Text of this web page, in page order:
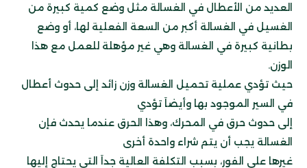
العديد من الأعطال في الغسالة مثل وضع كمية كبيرة من
الغسيل في الغسالة أكبر من السعة الفعلية لها، أو وضع
بطانية كبيرة في الغسالة وهي غير مؤهلة للعمل مع هذا
الوزن.
حيث تؤدي عملية تحميل الغسالة وزن زائد إلى حدوث أعطال
في السير الموجود بها وأيضاَ تؤدي
إلى حدوث حرق في المحرك، وهذا الحرق عندما يحدث فإن
الغسالة يجب أن يتم شراء واحدة أخرى
غيرها على الفور، بسبب التكلفة العالية جداَ التي يحتاج إليها